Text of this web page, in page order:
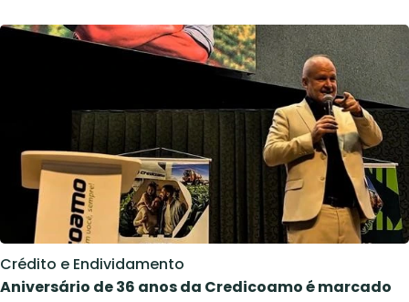
Crédito e Endividamento
Aniversário de 36 anos da Credicoamo é marcado